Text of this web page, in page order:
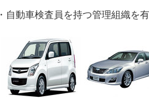
動車検査員を持つ管理組織を